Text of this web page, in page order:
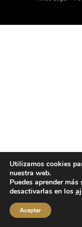
Utilizamos cookies
nuestra web.
Puedes aprender
desactivarlas en los
Aceptar